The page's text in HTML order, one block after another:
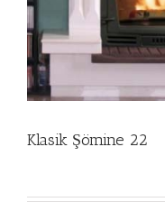
Klasik Şömine 22